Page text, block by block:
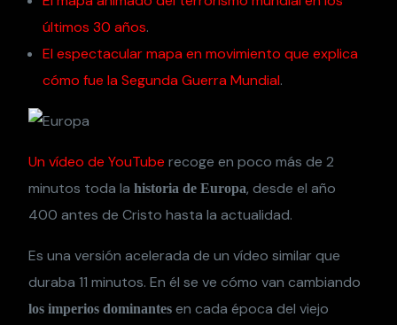
últimos 30 años.
El espectacular mapa en movimiento que explica
cómo fue la Segunda Guerra Mundial.
Un vídeo de YouTube recoge en poco más de 2
minutos toda lahistoria de Europa, desde el año
400 antes de Cristo hasta la actualidad.
Es una versión acelerada de un vídeo similar que
duraba 11 minutos. En él se ve cómo van cambiando
los imperios dominantes en cada época del viejo